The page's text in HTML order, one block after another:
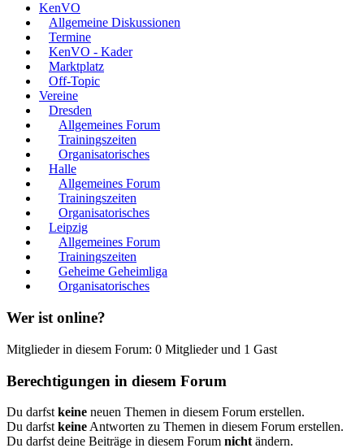
KenVO
Allgemeine Diskussionen
Termine
KenVO - Kader
Marktplatz
Off-Topic
Vereine
Dresden
Allgemeines Forum
Trainingszeiten
Organisatorisches
Halle
Allgemeines Forum
Trainingszeiten
Organisatorisches
Leipzig
Allgemeines Forum
Trainingszeiten
Geheime Geheimliga
Organisatorisches
Wer ist online?
Mitglieder in diesem Forum: 0 Mitglieder und 1 Gast
Berechtigungen in diesem Forum
Du darfst keine neuen Themen in diesem Forum erstellen.
Du darfst keine Antworten zu Themen in diesem Forum erstellen.
Du darfst deine Beiträge in diesem Forum nicht ändern.